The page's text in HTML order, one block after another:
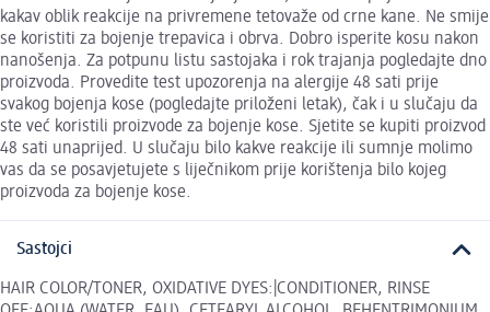
kakav oblik reakcije na privremene tetovaže od crne kane. Ne smije
se koristiti za bojenje trepavica i obrva. Dobro isperite kosu nakon
nanošenja. Za potpunu listu sastojaka i rok trajanja pogledajte dno
proizvoda. Provedite test upozorenja na alergije 48 sati prije
svakog bojenja kose (pogledajte priloženi letak), čak i u slučaju da
ste već koristili proizvode za bojenje kose. Sjetite se kupiti proizvod
48 sati unaprijed. U slučaju bilo kakve reakcije ili sumnje molimo
vas da se posavjetujete s liječnikom prije korištenja bilo kojeg
proizvoda za bojenje kose.
Sastojci
HAIR COLOR/TONER, OXIDATIVE DYES:|CONDITIONER, RINSE